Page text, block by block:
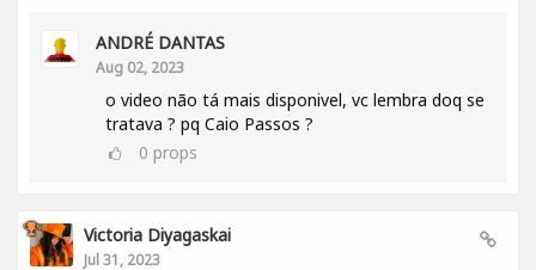
ANDRÉ DANTAS
Aug 02, 2023
o video não tá mais disponivel, vc lembra doq se
tratava ? pq Caio Passos ?
0 props
Victoria Diyagaskai
Jul 31, 2023